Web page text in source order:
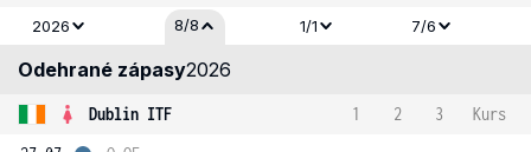
2026 8/8 1/1 7/6
Odehrané zápasy2026
Dublin ITF 1 2 3
Kurs